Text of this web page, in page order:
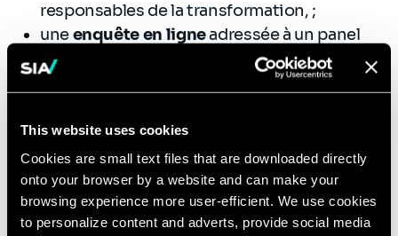
This website uses cookies
Cookies are small text files that are downloaded directly
onto your browser by a website and can make your
browsing experience more user-efficient. We use cookies
to personalize content and adverts, provide social media
responsables de la transformation, ;
uneenquête en ligneadressée à un panel
d’acteurs publics et parapublics disposant
d’équipes ou de fonctions dédiées à la
Cette approche a permis d’explorer :
lesmotivations initialesayant conduit à la